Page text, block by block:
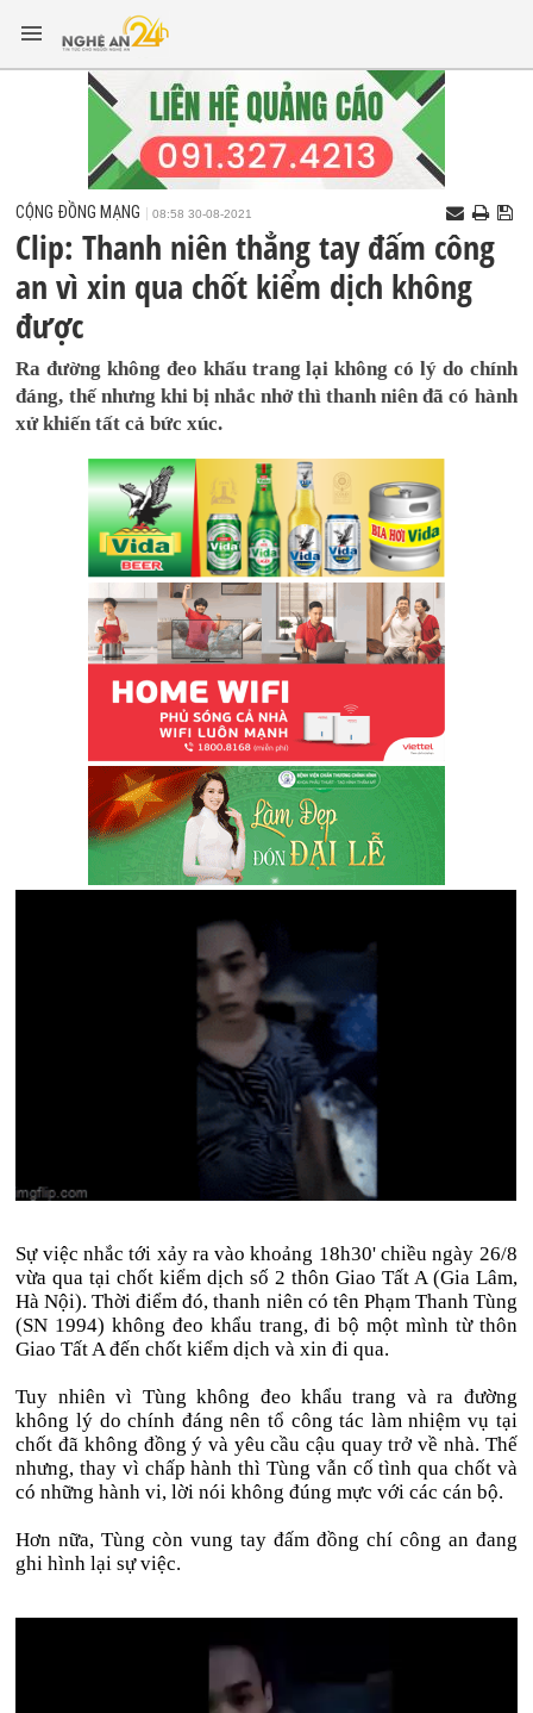
CỘNG ĐỒNG MẠNG 08:58 30-08-2021
Clip: Thanh niên thẳng tay đấm công
an vì xin qua chốt kiểm dịch không
được
Ra đường không đeo khẩu trang lại không có lý do chính
đáng, thế nhưng khi bị nhắc nhở thì thanh niên đã có hành
xử khiến tất cả bức xúc.
Sự việc nhắc tới xảy ra vào khoảng 18h30' chiều ngày 26/8
vừa qua tại chốt kiểm dịch số 2 thôn Giao Tất A (Gia Lâm,
Hà Nội). Thời điểm đó, thanh niên có tên Phạm Thanh Tùng
(SN 1994) không đeo khẩu trang, đi bộ một mình từ thôn
Giao Tất A đến chốt kiểm dịch và xin đi qua.
Tuy nhiên vì Tùng không đeo khẩu trang và ra đường
không lý do chính đáng nên tổ công tác làm nhiệm vụ tại
chốt đã không đồng ý và yêu cầu cậu quay trở về nhà. Thế
nhưng, thay vì chấp hành thì Tùng vẫn cố tình qua chốt và
có những hành vi, lời nói không đúng mực với các cán bộ.
Hơn nữa, Tùng còn vung tay đấm đồng chí công an đang
ghi hình lại sự việc.